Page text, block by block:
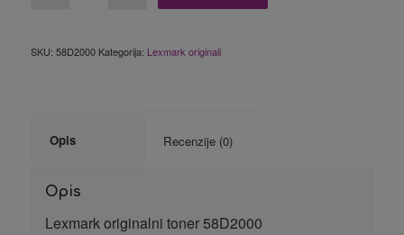
SKU: 58D2000 Kategorija: Lexmark originali
Opis Recenzije (0)
Opis
Lexmark originalni toner 58D2000